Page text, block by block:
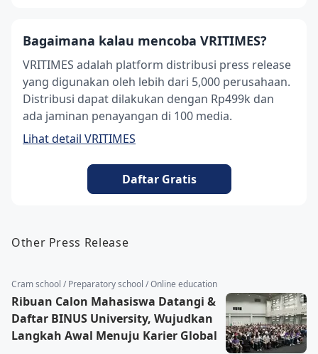
Bagaimana kalau mencoba VRITIMES?
VRITIMES adalah platform distribusi press release
yang digunakan oleh lebih dari 5,000 perusahaan.
Distribusi dapat dilakukan dengan Rp499k dan
ada jaminan penayangan di 100 media.
Lihat detail VRITIMES
Daftar Gratis
Other Press Release
Cram school / Preparatory school / Online education
Ribuan Calon Mahasiswa Datangi &
Daftar BINUS University, Wujudkan
Langkah Awal Menuju Karier Global